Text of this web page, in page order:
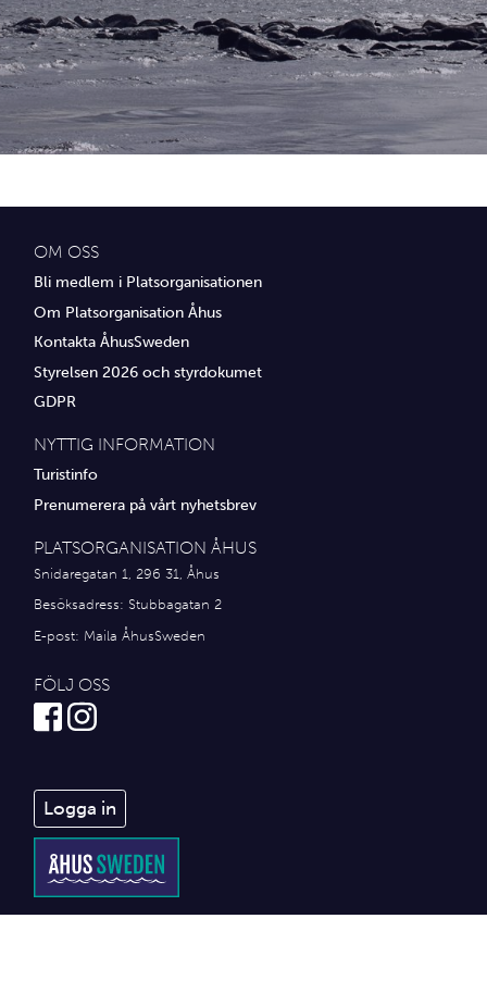
Ideella föreningar
Idrottsföreningar
Media
Transport
Övrig service
OM OSS
Bli medlem i Platsorganisationen
Om Platsorganisation Åhus
Kontakta ÅhusSweden
Styrelsen 2026 och styrdokumet
GDPR
NYTTIG INFORMATION
Turistinfo
Prenumerera på vårt nyhetsbrev
PLATSORGANISATION ÅHUS
Snidaregatan 1, 296 31, Åhus
Besöksadress: Stubbagatan 2
E-post: Maila ÅhusSweden
FÖLJ OSS
Logga in